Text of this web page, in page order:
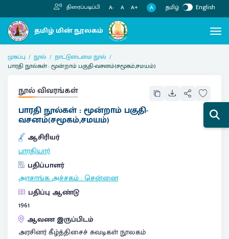
திரைப்படிப்பி A- A A+ A தமிழ் English
முகப்பு நூல்
நாட்டுடைமை நூல்
பாரதி நூல்கள் : மூன்றாம் பகுதி-வசனம்(சமூகம்,சமயம்)
நூல் விவரங்கள்
பாரதி நூல்கள் : மூன்றாம் பகுதி-
வசனம்(சமூகம்,சமயம்)
ஆசிரியர்
பாரதியார்
பதிப்பாளர்
அரசாங்க அச்சகம்:சென்னை
பதிப்பு ஆண்டு
1961
ஆவண இருப்பிடம்
அரசினர் கீழ்த்திசைச் சுவடிகள் நூலகம்